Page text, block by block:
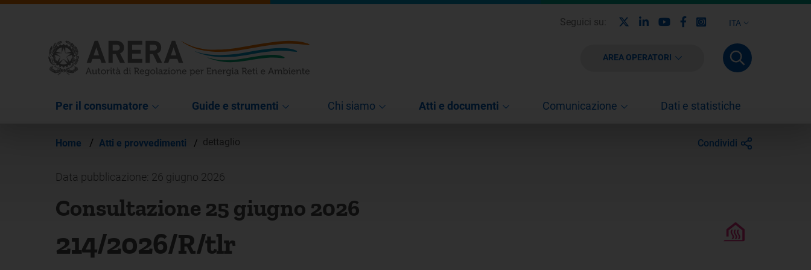
ITA
Seguici su: LinkedinYoutubeFacebook
Instagram
AREA OPERATORI
Per il consumatore Guide e strumenti Chi siamo Atti e documenti Comunicazione Dati e statistiche
Home / Atti e provvedimenti / dettaglio Condividi
Data pubblicazione: 26 giugno 2026
Consultazione 25 giugno 2026
214/2026/R/tlr